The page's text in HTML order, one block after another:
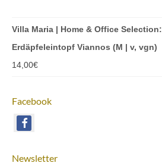
Villa Maria | Home & Office Selection:
Erdäpfeleintopf Viannos (M | v, vgn)
14,00€
Facebook
Newsletter